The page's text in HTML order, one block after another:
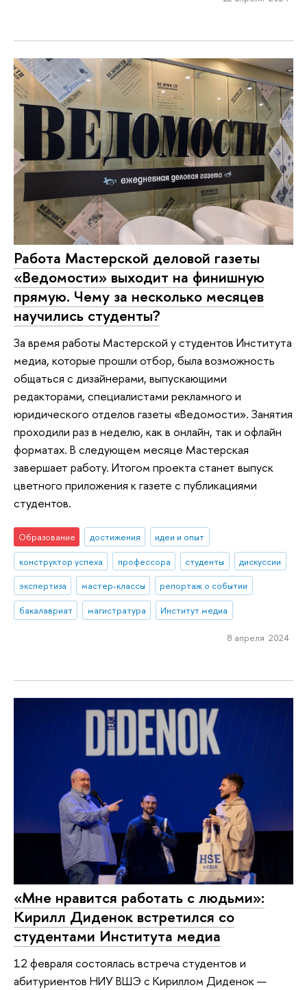
Работа Мастерской деловой газеты
«Ведомости» выходит на финишную
прямую. Чему за несколько месяцев
научились студенты?
За время работы Мастерской у студентов Института
медиа, которые прошли отбор, была возможность
общаться с дизайнерами, выпускающими
редакторами, специалистами рекламного и
юридического отделов газеты «Ведомости». Занятия
проходили раз в неделю, как в онлайн, так и офлайн
форматах. В следующем месяце Мастерская
завершает работу. Итогом проекта станет выпуск
цветного приложения к газете с публикациями
студентов.
Образование достижения
идеи и опыт
конструктор успеха
профессора студенты
дискуссии
экспертиза
мастер-классы
репортаж о событии
бакалавриат
магистратура Институт медиа
8 апреля 2024
«Мне нравится работать с людьми»:
Кирилл Диденок встретился со
студентами Института медиа
12 февраля состоялась встреча студентов и
абитуриентов НИУ ВШЭ с Кириллом Диденок —